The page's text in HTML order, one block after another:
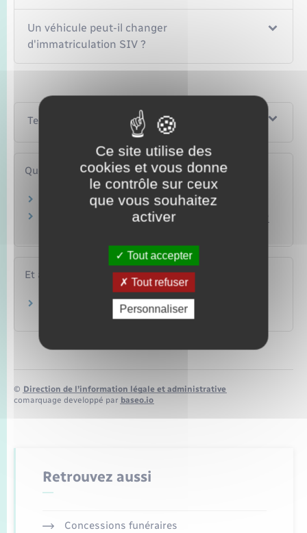
Un véhicule peut-il changer
d'immatriculation SIV ?
Textes de référence
Questions ? Réponses !
Peut-on choisir son adresse sur la carte grise ?
Un professionnel automobile peut-il se charger
Et aussi
Plaques d'immatriculation
Transports – Mobilité
© Direction de l’information légale et administrative
comarquage developpé par baseo.io
Retrouvez aussi
Concessions funéraires
Ce site utilise des
cookies et vous donne
le contrôle sur ceux
que vous souhaitez
activer
Tout accepter
Tout refuser
Personnaliser